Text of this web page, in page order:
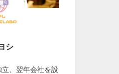
シ
立、翌年会社を設